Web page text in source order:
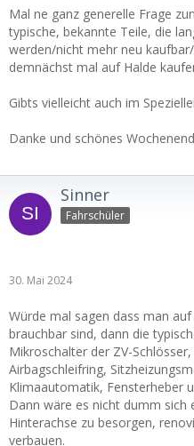
Mal ne ganz generelle Frage
typische, bekannte Teile, die
werden/nicht mehr neu
demnächst mal auf Halde
Gibts vielleicht auch im
Danke und schönes
Sinner
Fahrschüler
30. Mai 2024
Würde mal sagen dass man
brauchbar sind, dann die
Mikroschalter der ZV-
Airbagschleifring,
Klimaautomatik, Fensterheber
Dann wäre es nicht dumm sich
Hinterachse zu besorgen,
verbauen.